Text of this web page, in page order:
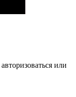
авторизоваться или